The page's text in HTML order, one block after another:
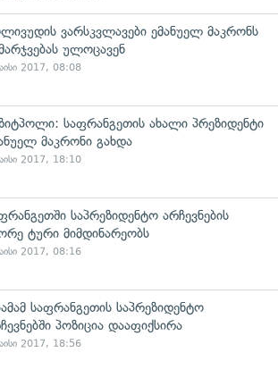
ვარსკვლავები ემანუელ მაკრონს
ულოცავენ
2017, 08:08
საფრანგეთის ახალი პრეზიდენტი
მაკრონი გახდა
2017, 18:10
საპრეზიდენტო არჩევნების
ტური მიმდინარეობს
2017, 08:16
საფრანგეთის საპრეზიდენტო
პოზიცია დააფიქსირა
2017, 18:56